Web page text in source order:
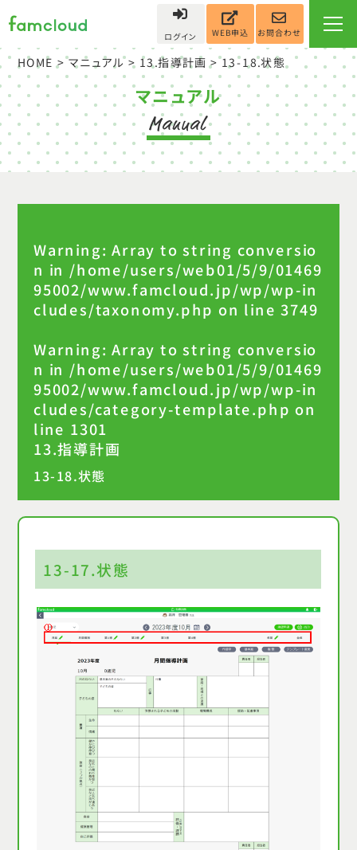
ログイン WEB申込 お問合わせ
HOME >マニュアル> 13.指導計画>13-18.状態
マニュアル
Warning: Array to string conversio
n in /home/users/web01/5/9/01469
95002/www.famcloud.jp/wp/wp-in
cludes/taxonomy.php on line3749
Warning: Array to string conversio
n in /home/users/web01/5/9/01469
95002/www.famcloud.jp/wp/wp-in
cludes/category-template.php on
line 1301
13.指導計画
13-18.状態
13-17.状態